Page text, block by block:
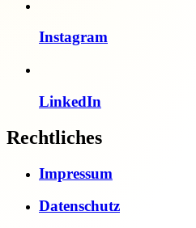
Instagram
LinkedIn
Rechtliches
Impressum
Datenschutz